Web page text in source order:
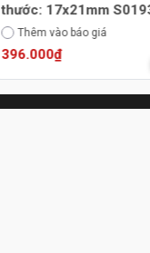
thước: 17x21mm
Thêm vào báo giá
396.000₫